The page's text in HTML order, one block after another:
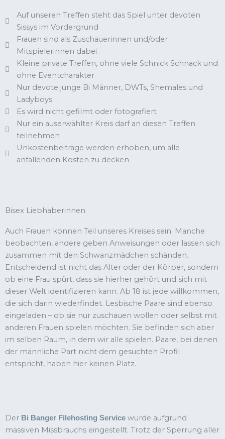
Auf unseren Treffen steht das Spiel unter devoten
Sissys im Vordergrund
Frauen sind als Zuschauerinnen und/oder
Mitspielerinnen dabei
Kleine private Treffen, ohne viele Schnick Schnack und
ohne Eventcharakter
Nur devote junge Bi Männer, DWTs, Shemales und
Ladyboys
Es wird nicht gefilmt oder fotografiert
Nur ein auserwählter Kreis darf an diesen Treffen
teilnehmen
Unkostenbeiträge werden erhoben, um alle
anfallenden Kosten zu decken
Bisex Liebhaberinnen
Auch Frauen können Teil unseres Kreises sein. Manche
beobachten, andere geben Anweisungen oder lassen sich
zusammen mit den Schwanzmädchen schänden.
Entscheidend ist nicht das Alter oder der Körper, sondern
ob eine Frau spürt, dass sie hierher gehört und sich mit
dieser Welt identifizieren kann. Ab 18 ist jede willkommen,
die sich darin wiederfindet. Lesbische Paare sind ebenso
eingeladen – ob sie nur zuschauen wollen oder selbst mit
anderen Frauen spielen möchten. Sie befinden sich aber
im selben Raum, in dem wir alle spielen. Paare, bei denen
der männliche Part nicht dem gesuchten Profil
entspricht, haben hier keinen Platz.
Der Bi Banger Filehosting Service wurde aufgrund
massiven Missbrauchs eingestellt. Trotz der Sperrung aller